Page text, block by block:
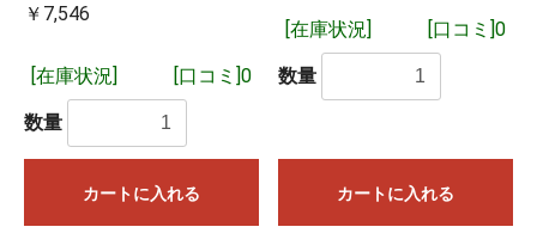
￥7,546
[在庫状況] [口コミ]0
数量
カートに入れる
[在庫状況] [口コミ]0
数量
カートに入れる